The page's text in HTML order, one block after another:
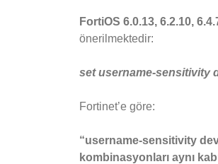
FortiOS 6.0.13, 6.2.10,
önerilmektedir:
set username-sensitivity
Fortinet’e göre:
“username-sensitivity
kombinasyonları aynı